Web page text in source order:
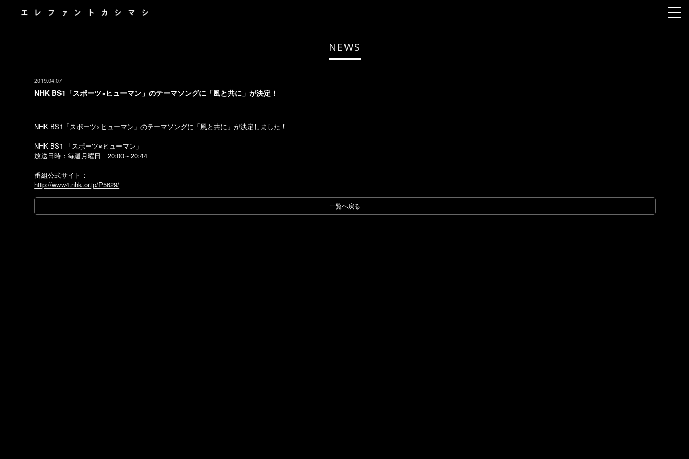
NEWS
2019.04.07
NHK BS1「スポーツ×ヒューマン」のテーマソングに「風と共に」が決定！
NHK BS1「スポーツ×ヒューマン」のテーマソングに「風と共に」が決定しました！
NHK BS1 「スポーツ×ヒューマン」
放送日時：毎週月曜日 20:00～20:44
番組公式サイト：
http://www4.nhk.or.jp/P5629/
一覧へ戻る